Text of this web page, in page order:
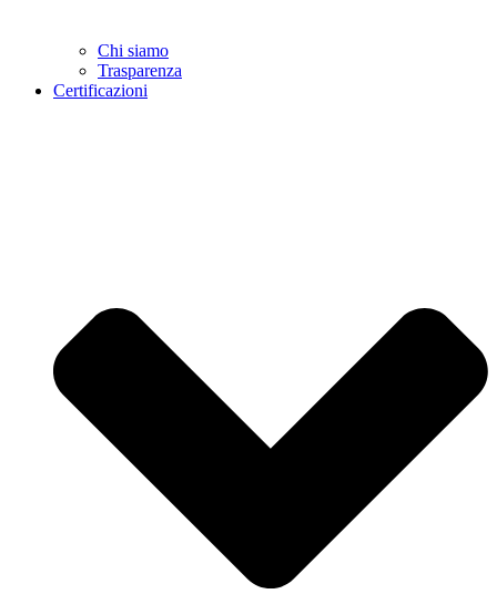
Chi siamo
Trasparenza
Certificazioni